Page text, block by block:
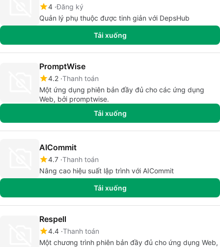
4 Đăng ký
Quản lý phụ thuộc được tinh giản với DepsHub
Tải xuống
PromptWise
4.2 Thanh toán
Một ứng dụng phiên bản đầy đủ cho các ứng dụng
Web, bởi promptwise.
Tải xuống
AICommit
4.7 Thanh toán
Nâng cao hiệu suất lập trình với AICommit
Tải xuống
Respell
4.4 Thanh toán
Một chương trình phiên bản đầy đủ cho ứng dụng Web,